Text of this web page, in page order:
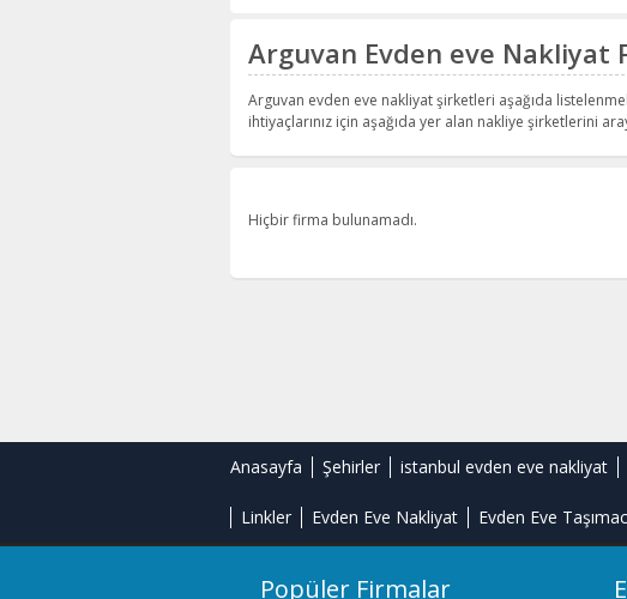
Arguvan Evden eve Nakliyat
Arguvan evden eve nakliyat şirketleri aşağıda
ihtiyaçlarınız için aşağıda yer alan nakliye şirketlerini
Hiçbir firma bulunamadı.
Anasayfa Şehirler istanbul evden eve nakliyat
Linkler Evden Eve Nakliyat Evden Eve
Popüler Firmalar